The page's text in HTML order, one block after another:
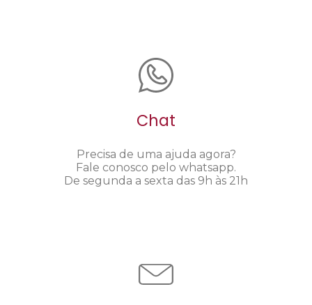
Chat
Precisa de uma ajuda agora?
Fale conosco pelo whatsapp.
De segunda a sexta das 9h às 21h